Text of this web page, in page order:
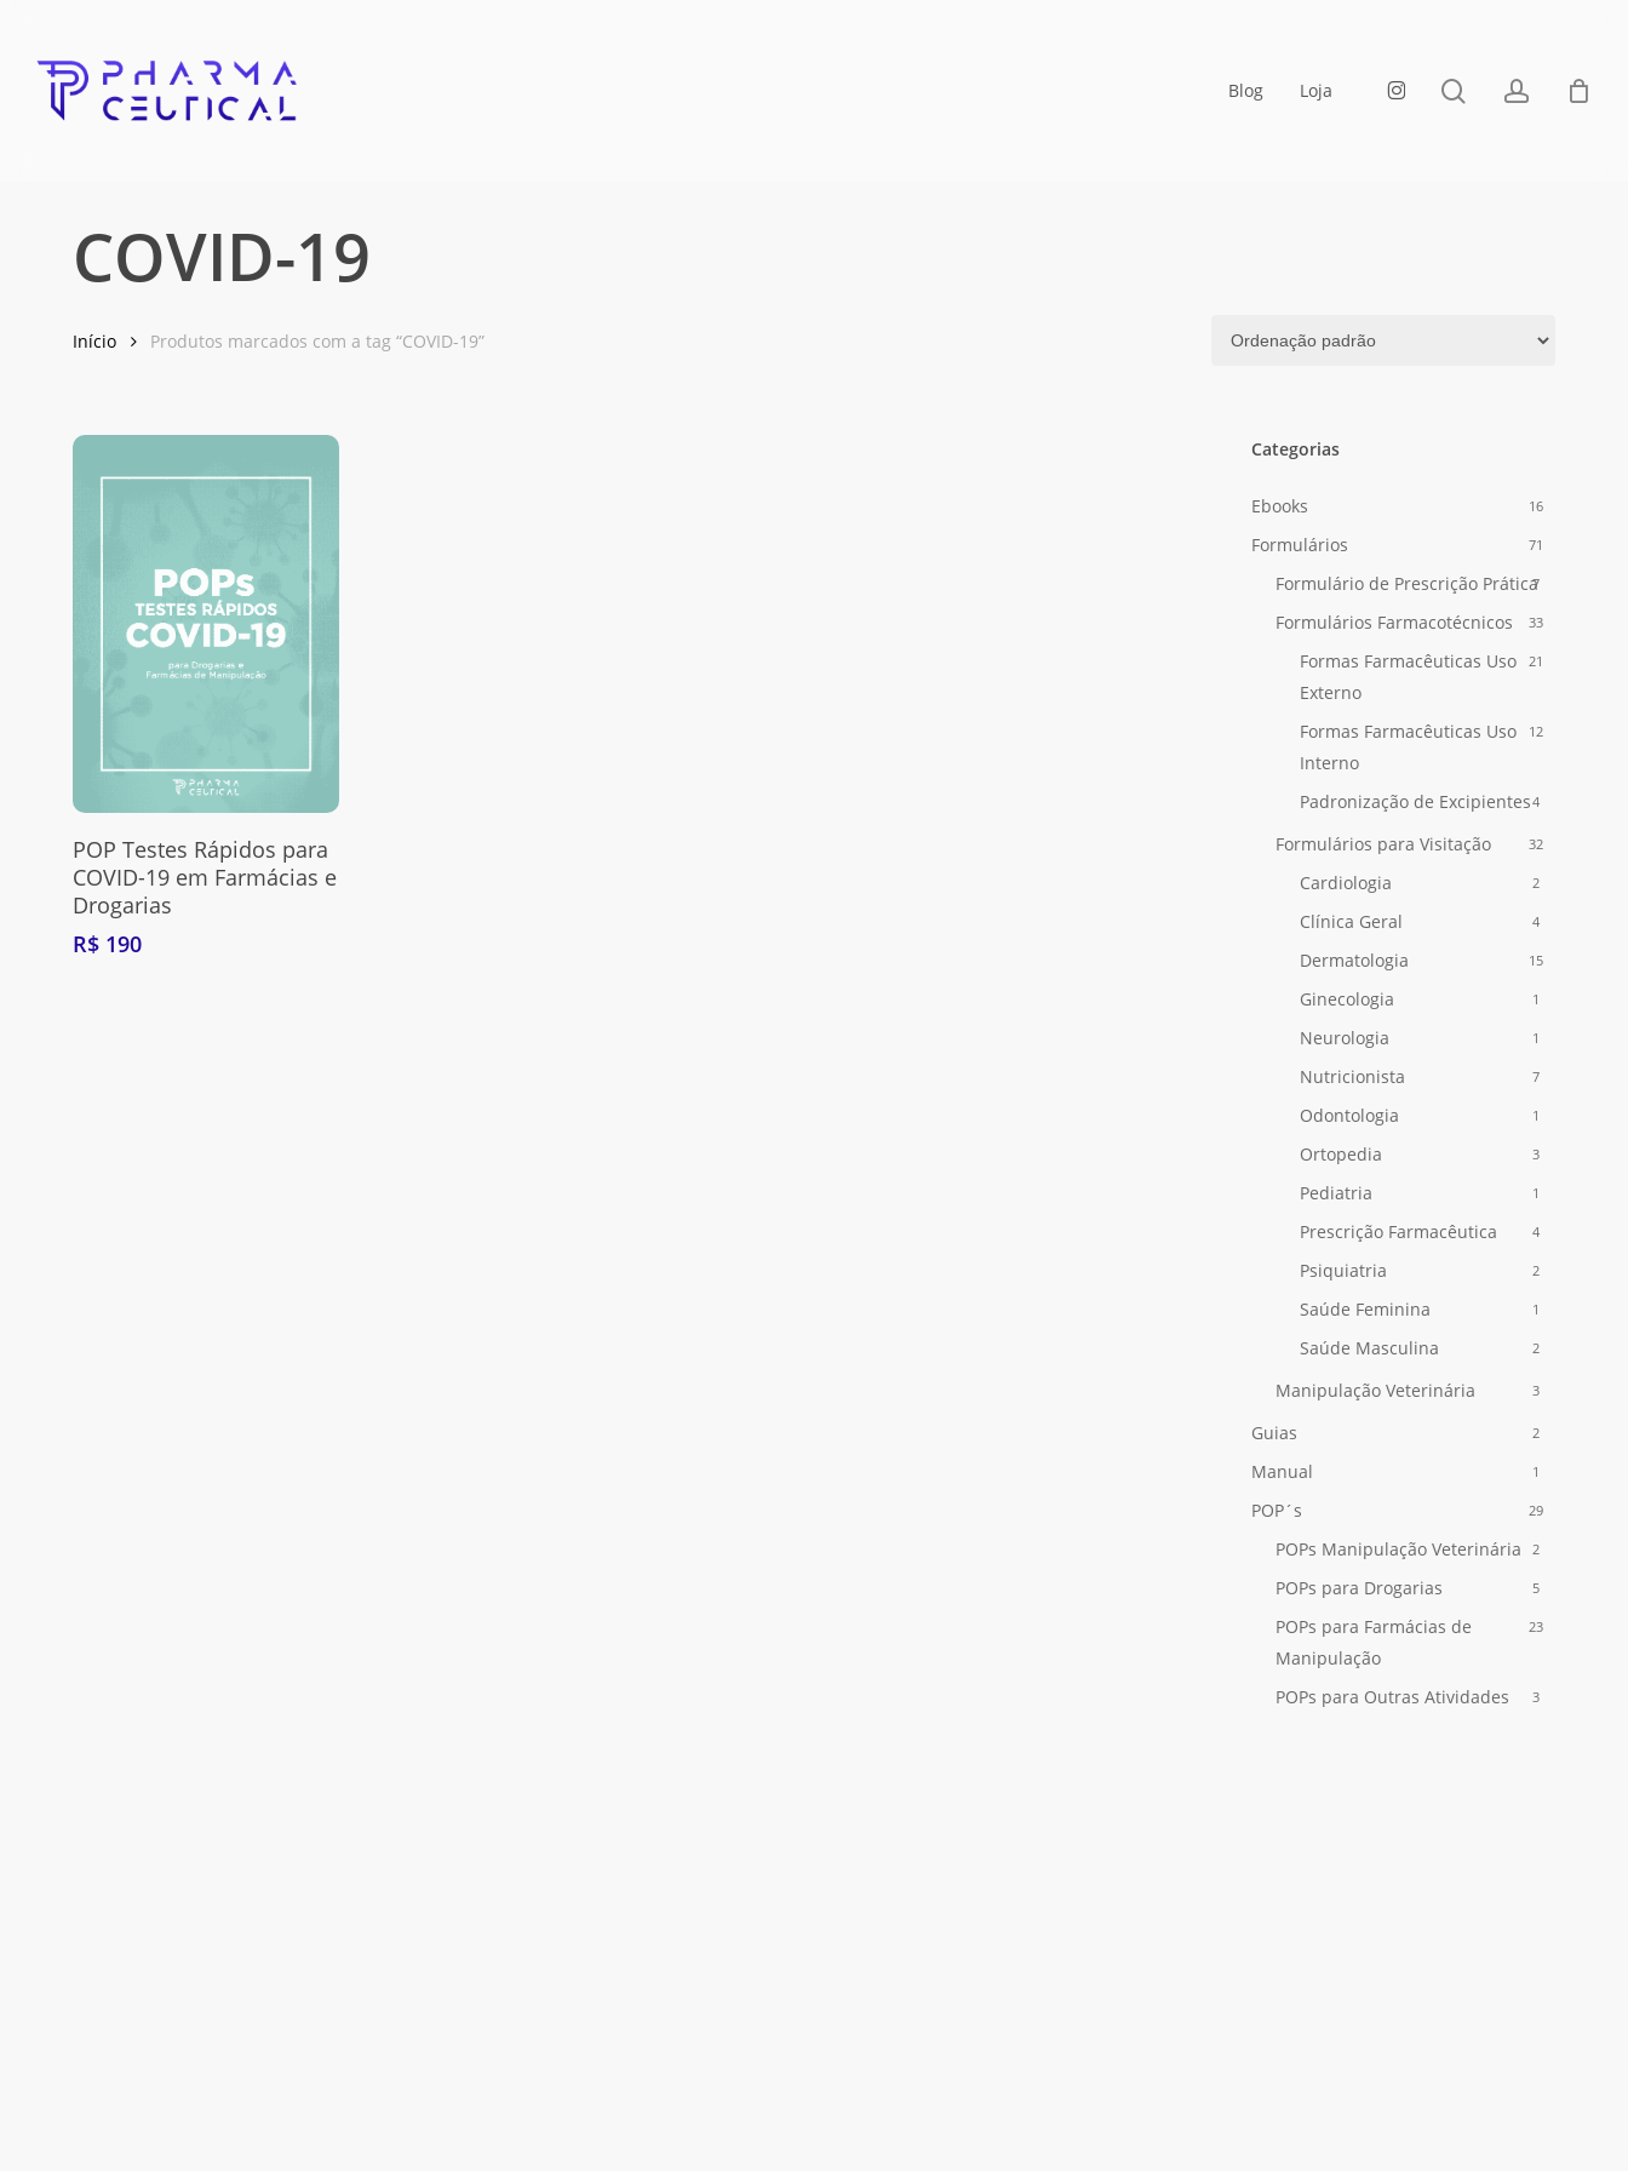
content
Blog Loja instagram pesquisaaccount
Nenhum produto no carrinho.
COVID-19
Início Produtos marcados com a tag “COVID-19”
Adquira Aqui
POP Testes Rápidos para
COVID-19 em Farmácias e
Drogarias
R$ 190
Categorias
Ebooks 16
Formulários 71
Formulário de Prescrição Prática
7
Formulários Farmacotécnicos 33
Formas Farmacêuticas Uso
Externo
21
Formas Farmacêuticas Uso
Interno
12
Padronização de Excipientes4
Formulários para Visitação 32
Cardiologia 2
Clínica Geral 4
Dermatologia 15
Ginecologia 1
Neurologia 1
Nutricionista 7
Odontologia 1
Ortopedia 3
Pediatria 1
Prescrição Farmacêutica 4
Psiquiatria 2
Saúde Feminina 1
Saúde Masculina 2
Manipulação Veterinária 3
Guias 2
Manual 1
POP´s 29
POPs Manipulação Veterinária 2
POPs para Drogarias 5
POPs para Farmácias de
Manipulação
23
POPs para Outras Atividades 3